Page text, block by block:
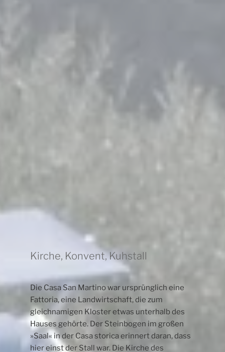
Kirche, Konvent, Kuhstall
Die Casa San Martino war ursprünglich eine
Fattoria, eine Landwirtschaft, die zum
gleichnamigen Kloster etwas unterhalb des
Hauses gehörte. Der Steinbogen im großen
»Saal« in der Casa storica erinnert daran, dass
hier einst der Stall war. Die Kirche des